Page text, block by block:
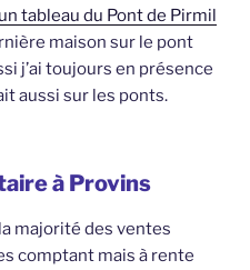
tableau du Pont de Pirmil
maison sur le pont
j’ai toujours en présence
aussi sur les ponts.
à Provins
majorité des ventes
comptant mais à rente